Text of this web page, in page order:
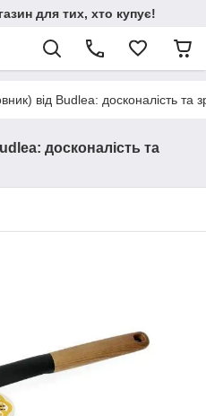
для тих, хто купує!
від Budlea: досконалість та
досконалість та